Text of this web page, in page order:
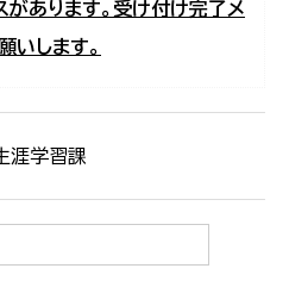
があります。受け付け完了メ
いします。
涯学習課